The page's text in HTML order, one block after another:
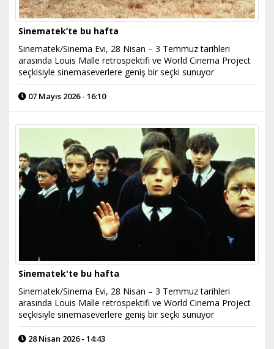
Sinematek’te bu hafta
Sinematek/Sinema Evi, 28 Nisan – 3 Temmuz tarihleri
arasında Louis Malle retrospektifi ve World Cinema Project
seçkisiyle sinemaseverlere geniş bir seçki sunuyor
07 Mayıs 2026 - 16:10
Sinematek'te bu hafta
Sinematek/Sinema Evi, 28 Nisan – 3 Temmuz tarihleri
arasında Louis Malle retrospektifi ve World Cinema Project
seçkisiyle sinemaseverlere geniş bir seçki sunuyor
28 Nisan 2026 - 14:43